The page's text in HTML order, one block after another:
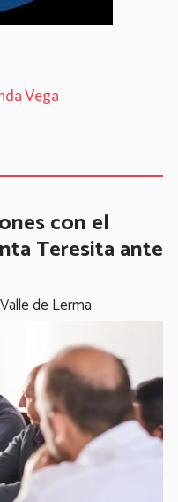
Vega
con el
Teresita ante
de Lerma